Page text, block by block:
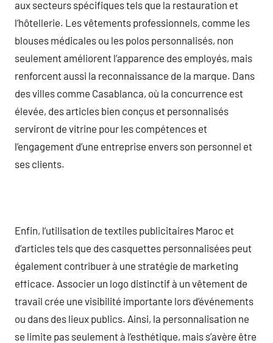
aux secteurs spécifiques tels que la restauration et
l’hôtellerie. Les vêtements professionnels, comme les
blouses médicales ou les polos personnalisés, non
seulement améliorent l’apparence des employés, mais
renforcent aussi la reconnaissance de la marque. Dans
des villes comme Casablanca, où la concurrence est
élevée, des articles bien conçus et personnalisés
serviront de vitrine pour les compétences et
l’engagement d’une entreprise envers son personnel et
ses clients.
Enfin, l’utilisation de textiles publicitaires Maroc et
d’articles tels que des casquettes personnalisées peut
également contribuer à une stratégie de marketing
efficace. Associer un logo distinctif à un vêtement de
travail crée une visibilité importante lors d’événements
ou dans des lieux publics. Ainsi, la personnalisation ne
se limite pas seulement à l’esthétique, mais s’avère être